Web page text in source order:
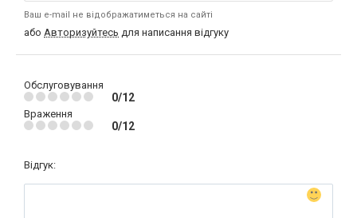
Ваш e-mail не відображатиметься на сайті
або Авторизуйтесь для написання відгуку
Обслуговування
0/12
Враження
0/12
Відгук: